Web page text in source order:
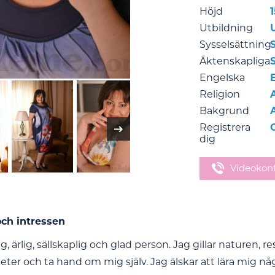
Höjd
Utbildning
Sysselsättning
Äktenskapliga
Engelska
Religion
Bakgrund
Registrera
dig
intressen
ärlig, sällskaplig och glad person. Jag gillar naturen,
och ta hand om mig själv. Jag älskar att lära mig